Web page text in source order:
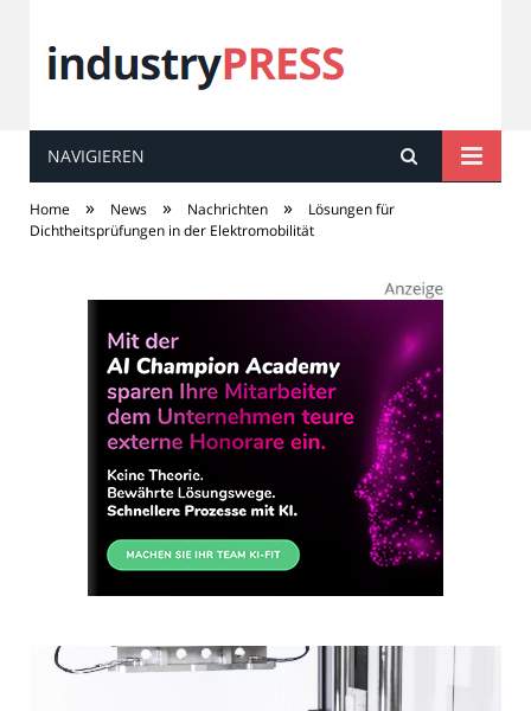
industryPRESS
NAVIGIEREN
Home » News » Nachrichten »
Lösungen für
Dichtheitsprüfungen in der Elektromobilität